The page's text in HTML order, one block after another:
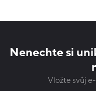
Nenechte si
Vložte svůj